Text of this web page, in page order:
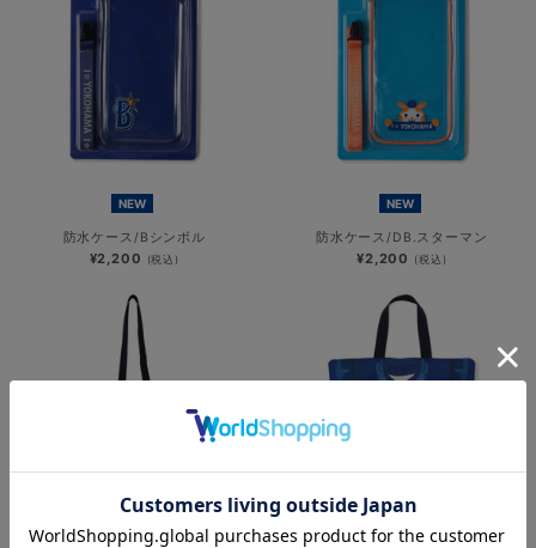
NEW
防水ケース/Bシンボル
¥2,200 (税込)
NEW
防水ケース/DB.スターマン
¥2,200 (税込)